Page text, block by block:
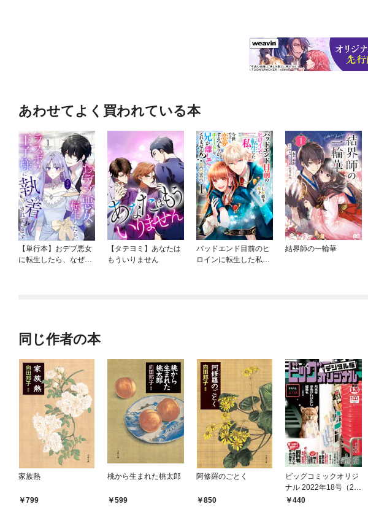
あわせてよく買われている本
【単行本】おデブ悪女
に転生したら、なぜか
【タテヨミ】あなたは
もういりません
バッドエンド目前のヒ
ロインに転生した私、
結界師の一輪華
同じ作者の本
家族熱
799
桃から生まれた桃太郎
599
阿修羅のごとく
850
ビッグコミックオリジ
ナル 2022年18号（20
22年9月5日発売)
440